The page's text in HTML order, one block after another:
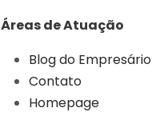
Áreas de Atuação
Blog do Empresário
Contato
Homepage